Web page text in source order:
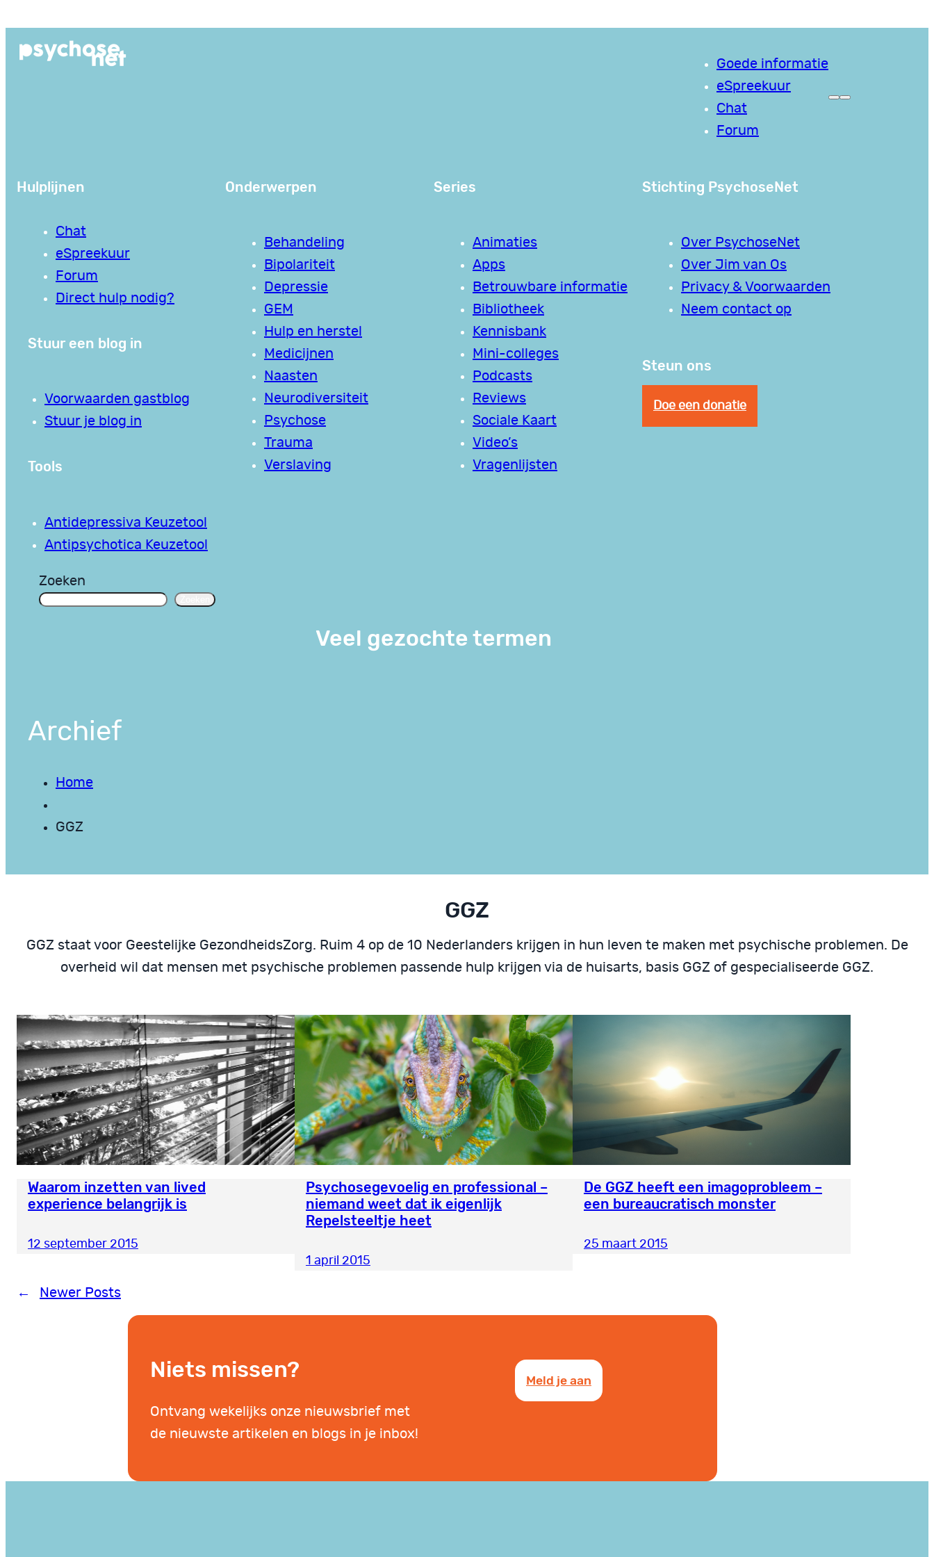
de
Goede informatie
eSpreekuur
Chat
Forum
Hulplijnen
Chat
eSpreekuur
Forum
Direct hulp nodig?
Stuur een blog in
Voorwaarden gastblog
Stuur je blog in
Tools
Antidepressiva Keuzetool
Antipsychotica Keuzetool
Onderwerpen
Behandeling
Bipolariteit
Depressie
GEM
Hulp en herstel
Medicijnen
Naasten
Neurodiversiteit
Psychose
Trauma
Verslaving
Series
Animaties
Apps
Betrouwbare informatie
Bibliotheek
Kennisbank
Mini-colleges
Podcasts
Reviews
Sociale Kaart
Video’s
Vragenlijsten
Stichting PsychoseNet
Over PsychoseNet
Over Jim van Os
Privacy & Voorwaarden
Neem contact op
Steun ons
Doe een donatie
Zoeken
Veel gezochte termen
Archief
Home
GGZ
GGZ
GGZ staat voor Geestelijke GezondheidsZorg. Ruim 4 op de 10 Nederlanders krijgen in hun leven te maken met psychische problemen. De
overheid wil dat mensen met psychische problemen passende hulp krijgen via de huisarts, basis GGZ of gespecialiseerde GGZ.
Waarom inzetten van lived
experience belangrijk is
12 september 2015
Psychosegevoelig en professional –
niemand weet dat ik eigenlijk
Repelsteeltje heet
1 april 2015
De GGZ heeft een imagoprobleem –
een bureaucratisch monster
25 maart 2015
← Newer Posts
Niets missen?
Ontvang wekelijks onze nieuwsbrief met
de nieuwste artikelen en blogs in je inbox!
Meld je aan